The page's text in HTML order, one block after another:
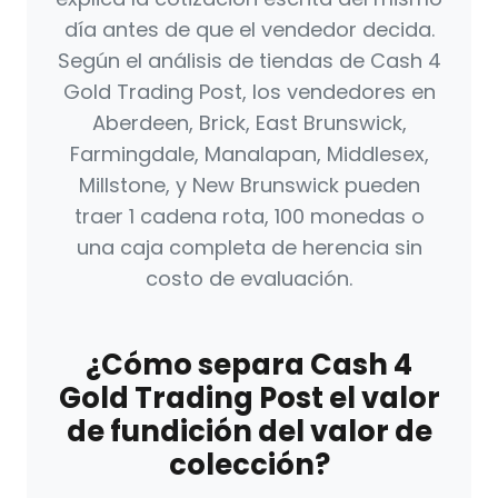
día antes de que el vendedor decida.
Según el análisis de tiendas de Cash 4
Gold Trading Post, los vendedores en
Aberdeen, Brick, East Brunswick,
Farmingdale, Manalapan, Middlesex,
Millstone, y New Brunswick pueden
traer 1 cadena rota, 100 monedas o
una caja completa de herencia sin
costo de evaluación.
¿Cómo separa Cash 4
Gold Trading Post el valor
de fundición del valor de
colección?